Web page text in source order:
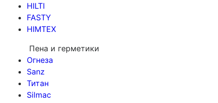
HILTI
FASTY
HIMTEX
Пена и герметики
Огнеза
Sanz
Титан
Silmac